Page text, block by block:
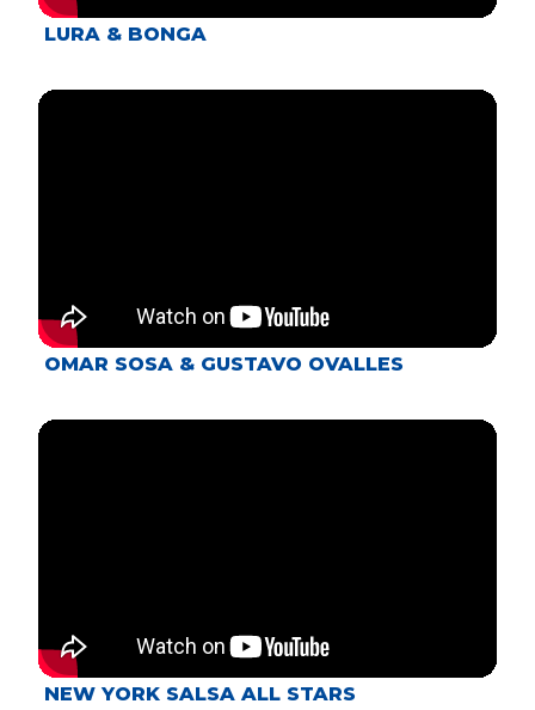
LURA & BONGA
OMAR SOSA & GUSTAVO OVALLES
NEW YORK SALSA ALL STARS